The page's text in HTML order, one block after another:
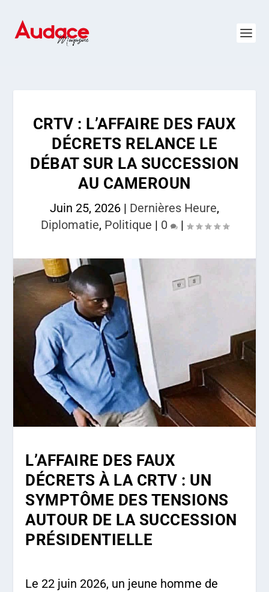
CRTV : L’AFFAIRE DES FAUX
DÉCRETS RELANCE LE
DÉBAT SUR LA SUCCESSION
AU CAMEROUN
Juin 25, 2026 | Dernières Heure,
Diplomatie, Politique | 0 |
L’AFFAIRE DES FAUX
DÉCRETS À LA CRTV : UN
SYMPTÔME DES TENSIONS
AUTOUR DE LA SUCCESSION
PRÉSIDENTIELLE
Le 22 juin 2026, un jeune homme de